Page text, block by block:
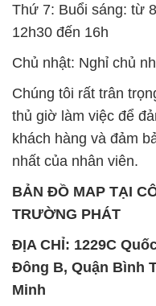
Thứ 7: Buổi sáng: từ
12h30 đến 16h
Chủ nhật: Nghỉ chủ
Chúng tôi rất trân
thủ giờ làm việc để
khách hàng và đảm
nhất của nhân viên.
BẢN ĐỒ MAP TẠI
TRƯỜNG PHÁT
ĐỊA CHỈ: 1229C
Đông B, Quận Bình
Minh